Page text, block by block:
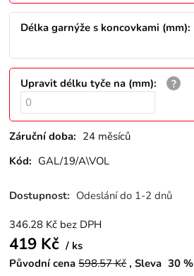
Délka garnýže s koncovkami (mm):
Upravit délku tyče na (mm):
Záruční doba: 24 měsíců
Kód: GAL/19/A\VOL
Dostupnost: Odeslání do 1-2 dnů
346.28 Kč bez DPH
419 Kč
ks
Původní cena 598.57Kč Sleva 30 %